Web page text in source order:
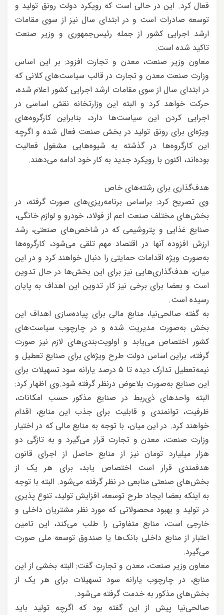
فعال کرد. این در حالی است که رویکرد دولت رونق تولید و
توسعه صادرات است و در ابتدای سال نیز از سوی مقامات
ارشد اجرایی کشور از جمله رئیس‌جمهوری و وزیر صنعت
تاکید شده است.
معاون وزیر صنعت، معدن و تجارت افزود: بر این اساس
وزارت صنعت معدن و تجارت در قالب سیاست‌های کلانی که
در ابتدای سال از سوی مقامات ارشد اجرایی کشور اعلام شده،
حرکت خواهد کرد و البته این وزارتخانه نقش اساسی در
اجرایی کردن این سیاست‌ها دارد، بنابراین کارگروه‌های
ویژه‌ای برای رونق تولید در بخش صنعت فعال شده و اگرچه
این کارگروه‌ها در گذشته به شیوه‌هایی مشغول فعالیت
بوده‌‌اند، اکنون با رویکرد جدید به کار خود ادامه می‌دهند.
هدف‌گذاری برای رشته‌های خاص
وی تصریح کرد: براساس برنامه‌ریزی‌های صورت گرفته، در
بخش‌های مختلف صنعت اعم از فولاد، خودرو و لوازم خانگی،
صنایع غذایی و پتروشیمی که در شاخص‌های صنعتی، رشد
ارزش افزوده آنها در اقتصاد مهم تلقی می‌شود، کارگروه‌ها
به‌صورت ویژه اقدامات حمایتی را دنبال خواهند کرد و در این
میان، هدف‌گذاری‌هایی نیز برای این بخش‌ها در حال تدوین
است و بعضا برای برخی نیز کار تدوین این اهداف به پایان
رسیده است.
به گفته صالحی‌نیا، منابع مالی برای پیاده‌سازی اهداف این
بخش به‌صورت مدیریت شده و در چارچوب سیاست‌های
کشور اختصاص می‌یابد و اولویت‌بندی‌های لازم نیز صورت
گرفته، براین اساس دولت طرح ویژه‌ای برای صنایع تعطیل و
نیمه‌تعطیل تدارک دیده تا ۵ درصد یارانه سود تسهیلات برای
این صنایع به‌صورت بلاعوض درنظر گرفته شود.وی اظهار کرد:
البته واحدهای ذی‌ربط در صنایع مذکور حسب امکانات،
ظرفیت، توانمندی و قابلیت برای جذب این منابع، اقدام
خواهند کرد. در این میان، با توجه به منابع مالی که در اختیار
وزارت صنعت، معدن و تجارت قرار می‌گیرد و به تازگی دو
هزار میلیارد تومان نیز از منابع حاصل از اجرای قانون
هدفمندی قرار است اختصاص یابد، برای هر یک از
بخش‌های صنعتی منابعی در نظر گرفته می‌شود. البته با توجه
به اینکه بعضا ایجاد طرح توسعه، افزایش تولید، تنوع پذیری
در تولید و بهبود محصولاتی که مورد نظر مشتریان داخلی و
خارجی است، منابع متفاوتی را طلب می‌کند، این تامین
اعتبار از منابع داخلی بانک‌ها یا صندوق توسعه ملی صورت
می‌گیرد.
معاون وزیر صنعت، معدن و تجارت گفت: البته بخشی از این
منابع، در چارچوب یارانه سود تسهیلات برای هر یک از
بخش‌های مذکور به خدمت گرفته می‌شود.
صالحی‌نیا پیش از این گفته بود که اگرچه تولید باید